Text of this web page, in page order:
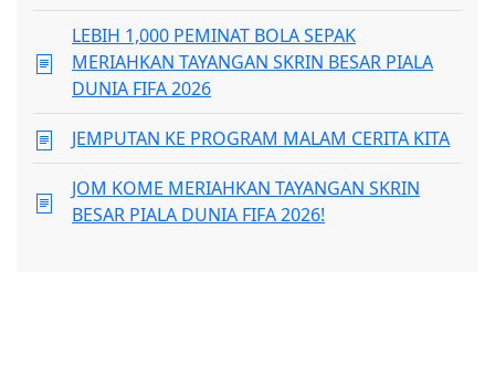
LEBIH 1,000 PEMINAT BOLA SEPAK
MERIAHKAN TAYANGAN SKRIN BESAR PIALA
DUNIA FIFA 2026
JEMPUTAN KE PROGRAM MALAM CERITA KITA
JOM KOME MERIAHKAN TAYANGAN SKRIN
BESAR PIALA DUNIA FIFA 2026!